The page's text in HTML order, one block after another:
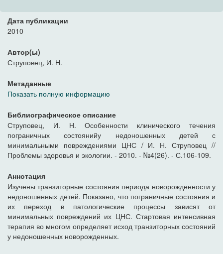
Дата публикации
2010
Автор(ы)
Струповец, И. Н.
Метаданные
Показать полную информацию
Библиографическое описание
Струповец, И. Н. Особенности клинического течения
пограничных состоянийу недоношенных детей с
минимальными повреждениями ЦНС / И. Н. Струповец //
Проблемы здоровья и экологии. - 2010. - №4(26). - С.106-109.
Аннотация
Изучены транзиторные состояния периода новорожденности у
недоношенных детей. Показано, что пограничные состояния и
их переход в патологические процессы зависят от
минимальных повреждений их ЦНС. Стартовая интенсивная
терапия во многом определяет исход транзиторных состояний
у недоношенных новорожденных.